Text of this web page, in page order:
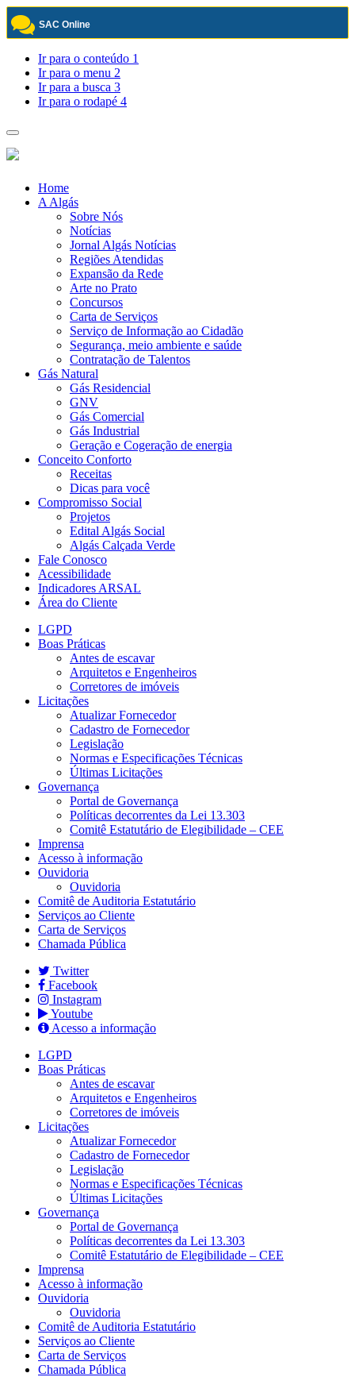
SAC Online
Pular
para
conteúdo
Ir para o conteúdo 1
Ir para o menu 2
Ir para a busca 3
Ir para o rodapé 4
Toggle
navigation
Home
A Algás
Sobre Nós
Notícias
Jornal Algás Notícias
Regiões Atendidas
Expansão da Rede
Arte no Prato
Concursos
Carta de Serviços
Serviço de Informação ao Cidadão
Segurança, meio ambiente e saúde
Contratação de Talentos
Gás Natural
Gás Residencial
GNV
Gás Comercial
Gás Industrial
Geração e Cogeração de energia
Conceito Conforto
Receitas
Dicas para você
Compromisso Social
Projetos
Edital Algás Social
Algás Calçada Verde
Fale Conosco
Acessibilidade
Indicadores ARSAL
Área do Cliente
LGPD
Boas Práticas
Antes de escavar
Arquitetos e Engenheiros
Corretores de imóveis
Licitações
Atualizar Fornecedor
Cadastro de Fornecedor
Legislação
Normas e Especificações Técnicas
Últimas Licitações
Governança
Portal de Governança
Políticas decorrentes da Lei 13.303
Comitê Estatutário de Elegibilidade – CEE
Imprensa
Acesso à informação
Ouvidoria
Ouvidoria
Comitê de Auditoria Estatutário
Serviços ao Cliente
Carta de Serviços
Chamada Pública
Twitter
Facebook
Instagram
Youtube
Acesso a informação
LGPD
Boas Práticas
Antes de escavar
Arquitetos e Engenheiros
Corretores de imóveis
Licitações
Atualizar Fornecedor
Cadastro de Fornecedor
Legislação
Normas e Especificações Técnicas
Últimas Licitações
Governança
Portal de Governança
Políticas decorrentes da Lei 13.303
Comitê Estatutário de Elegibilidade – CEE
Imprensa
Acesso à informação
Ouvidoria
Ouvidoria
Comitê de Auditoria Estatutário
Serviços ao Cliente
Carta de Serviços
Chamada Pública